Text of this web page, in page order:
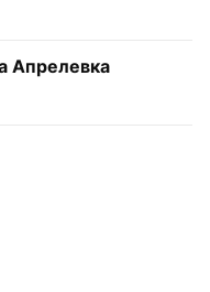
Апрелевка